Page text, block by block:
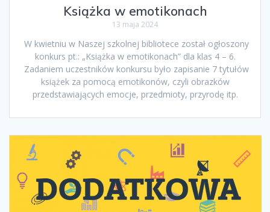
Książka w emotikonach
13 maja 2024
W kwietniu w Naszej szkolnej bibliotece został ogłoszony
konkurs pt.: „Książka w emotikonach” dla klas 4 – 6.
Zadaniem uczestników konkursu było zapisanie 7 tytułów
książek za pomocą emotikonów, czyli obrazków
przedstawiających emocje, przedmioty, przyrodę itp.